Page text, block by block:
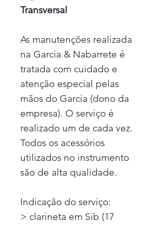
Transversal
As manutenções realizada
na Garcia & Nabarrete é
tratada com cuidado e
atenção especial pelas
mãos do Garcia (dono da
empresa). O serviço é
realizado um de cada vez.
Todos os acessórios
utilizados no instrumento
são de alta qualidade.
Indicação do serviço:
> clarineta em Sib (17